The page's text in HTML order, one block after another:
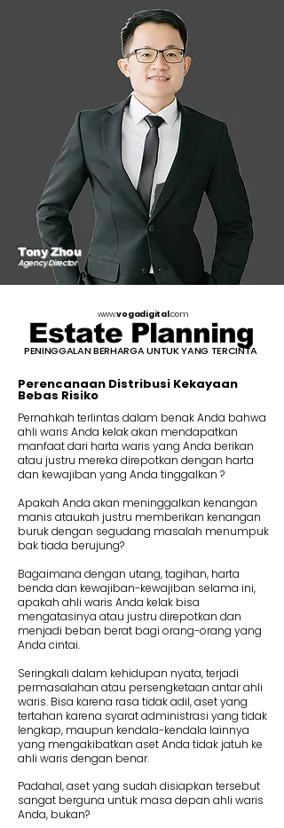
Agency Director
Tony Zhou
Estate Planning
PENINGGALAN BERHARGA UNTUK YANG TERCINTA
www.vogadigital.com
Perencanaan Distribusi Kekayaan
Bebas Risiko
Pernahkah terlintas dalam benak Anda bahwa
ahli waris Anda kelak akan mendapatkan
manfaat dari harta waris yang Anda berikan
atau justru mereka direpotkan dengan harta
dan kewajiban yang Anda tinggalkan ?
Apakah Anda akan meninggalkan kenangan
manis ataukah justru memberikan kenangan
buruk dengan segudang masalah menumpuk
bak tiada berujung?
Bagaimana dengan utang, tagihan, harta
benda dan kewajiban-kewajiban selama ini,
apakah ahli waris Anda kelak bisa
mengatasinya atau justru direpotkan dan
menjadi beban berat bagi orang-orang yang
Anda cintai.
Seringkali dalam kehidupan nyata, terjadi
permasalahan atau persengketaan antar ahli
waris. Bisa karena rasa tidak adil, aset yang
tertahan karena syarat administrasi yang tidak
lengkap, maupun kendala-kendala lainnya
yang mengakibatkan aset Anda tidak jatuh ke
ahli waris dengan benar.
Padahal, aset yang sudah disiapkan tersebut
sangat berguna untuk masa depan ahli waris
Anda, bukan?